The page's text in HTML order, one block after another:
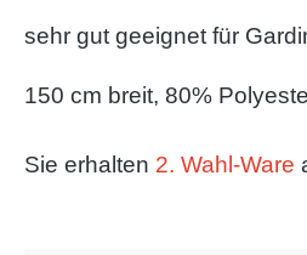
sehr gut geeignet für
150 cm breit, 80%
Sie erhalten 2. Wahl-Ware